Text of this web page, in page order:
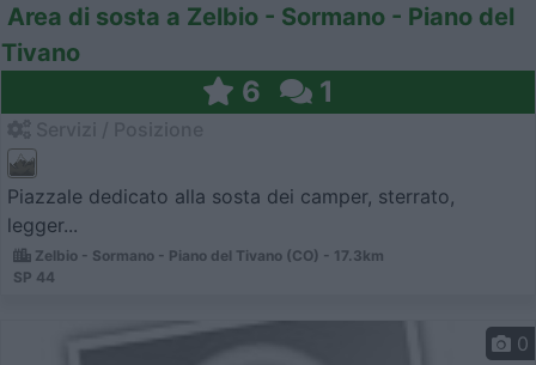
Area di sosta a Zelbio - Sormano - Piano del
Tivano
6 1
Piazzale dedicato alla sosta dei camper, sterrato,
legger...
Zelbio - Sormano - Piano del Tivano (CO) - 17.3km
SP 44
0